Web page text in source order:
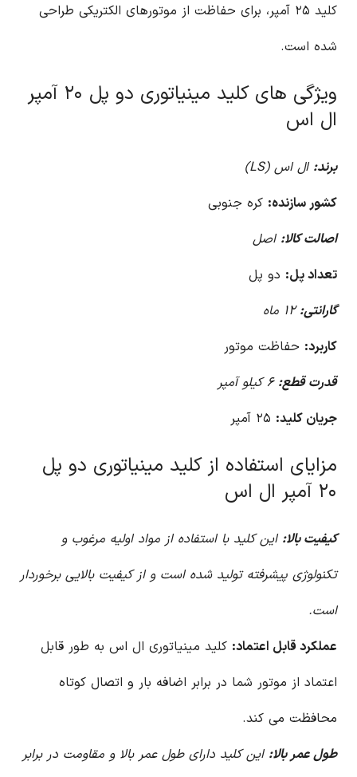
کلید ۲۵ آمپر، برای حفاظت از موتورهای الکتریکی طراحی
شده است.
ویژگی های کلید مینیاتوری دو پل ۲۰ آمپر
ال اس
برند: ال اس (LS)
کشور سازنده: کره جنوبی
اصالت کالا: اصل
تعداد پل: دو پل
گارانتی:۱۲ ماه
کاربرد: حفاظت موتور
قدرت قطع: ۶ کیلو آمپر
جریان کلید:
مزایای استفاده از کلید مینیاتوری دو پل
۲۰ آمپر ال اس
کیفیت بالا: این کلید با استفاده از مواد اولیه مرغوب و
تکنولوژی پیشرفته تولید شده است و از کیفیت بالایی برخوردار
است.
عملکرد قابل اعتماد: کلید مینیاتوری ال اس به طور قابل
اعتماد از موتور شما در برابر اضافه بار و اتصال کوتاه
محافظت می کند.
طول عمر بالا: این کلید دارای طول عمر بالا و مقاومت در برابر